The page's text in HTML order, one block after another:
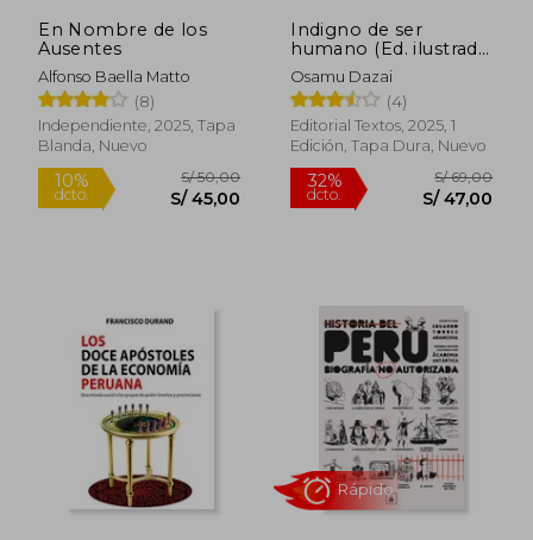
En Nombre de los
Ausentes
Alfonso Baella Matto
(8)
Independiente, 2025, Tapa
Blanda, Nuevo
dcto. S/ 45,00
Rápido
Indigno de ser
humano (Ed. ilustrada,
incluye póster)
Osamu Dazai
(4)
Editorial Textos, 2025, 1
Edición, Tapa Dura, Nuevo
32%
dcto.
Rápido